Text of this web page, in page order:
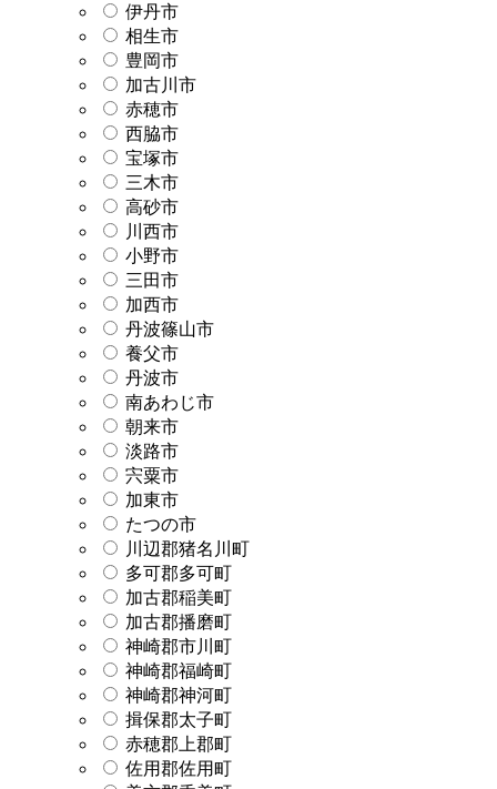
伊丹市
相生市
豊岡市
加古川市
赤穂市
西脇市
宝塚市
三木市
高砂市
川西市
小野市
三田市
加西市
丹波篠山市
養父市
丹波市
南あわじ市
朝来市
淡路市
宍粟市
加東市
たつの市
川辺郡猪名川町
多可郡多可町
加古郡稲美町
加古郡播磨町
神崎郡市川町
神崎郡福崎町
神崎郡神河町
揖保郡太子町
赤穂郡上郡町
佐用郡佐用町